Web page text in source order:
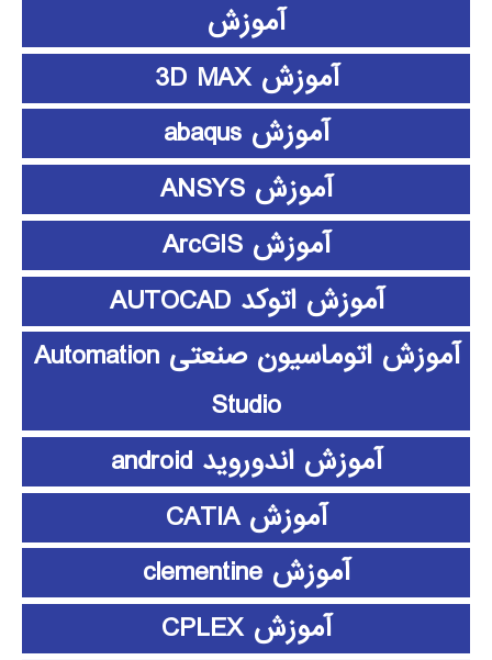
آموزش
آموزش 3D MAX
آموزش abaqus
آموزش ANSYS
آموزش ArcGIS
آموزش اتوکد AUTOCAD
آموزش اتوماسیون صنعتی Automation
Studio
آموزش اندوروید android
آموزش CATIA
آموزش clementine
آموزش CPLEX